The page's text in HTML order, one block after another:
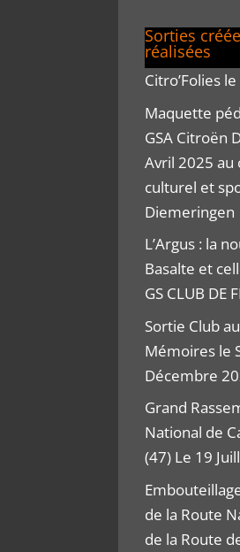
Sorties
réalisées
Citro’Folies
Maquette
GSA Citroën
Avril 2025 au
culturel et
Diemeringen
L’Argus : la
Basalte et
GS CLUB DE
Sortie Club
Mémoires le
Décembre
Grand
National de
(47) Le 19
de la Route
de la Route